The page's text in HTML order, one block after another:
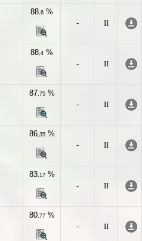
88,6 %
-
II
88,4 %
-
II
87,75%
-
II
86,35%
-
II
83,17%
-
II
80,77%
-
II